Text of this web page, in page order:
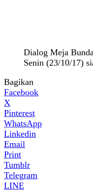
Dialog Meja
Senin (23/10/17)
Bagikan
Facebook
X
Pinterest
WhatsApp
Linkedin
Email
Print
Tumblr
Telegram
LINE